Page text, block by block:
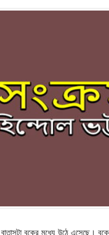
বুকের মধ্যে উঠে